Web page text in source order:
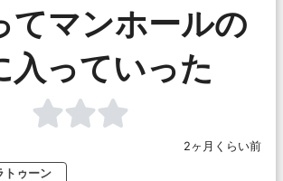
てマンホールの
入っていった
2ヶ月くらい前
トゥーン